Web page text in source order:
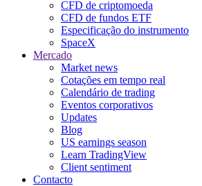
CFD de criptomoeda
CFD de fundos ETF
Especificação do instrumento
SpaceX
Mercado
Market news
Cotações em tempo real
Calendário de trading
Eventos corporativos
Updates
Blog
US earnings season
Learn TradingView
Client sentiment
Contacto